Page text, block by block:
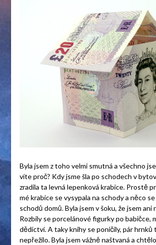
Byla jsem z toho velmi smutná a všechno
víte proč? Kdy jsme šla po schodech v
zradila ta levná lepenková krabice. Prostě
mé krabice se vysypala na schody a něco
schodů domů. Byla jsem v šoku, že jsem ani
Rozbily se porcelánové figurky po babičce,
dědictví. A taky knihy se poničily, pár hrnků
nepřežilo. Byla jsem vážně naštvaná a